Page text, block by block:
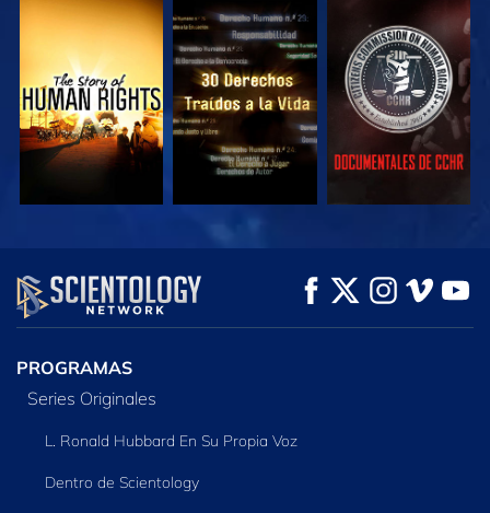
VE VE VE
VE
EXPLORA LAS
SERIES
PROGRAMAS
Series Originales
L. Ronald Hubbard En Su Propia Voz
Dentro de Scientology